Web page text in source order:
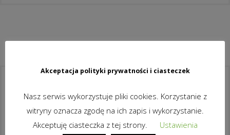
To idealna platforma w chmurze
pozwalająca efektywnie nauczać
Akceptacja polityki prywatności i ciasteczek
Nasz serwis wykorzystuje pliki cookies. Korzystanie z
witryny oznacza zgodę na ich zapis i wykorzystanie.
Akceptuję ciasteczka z tej strony.
Ustawienia